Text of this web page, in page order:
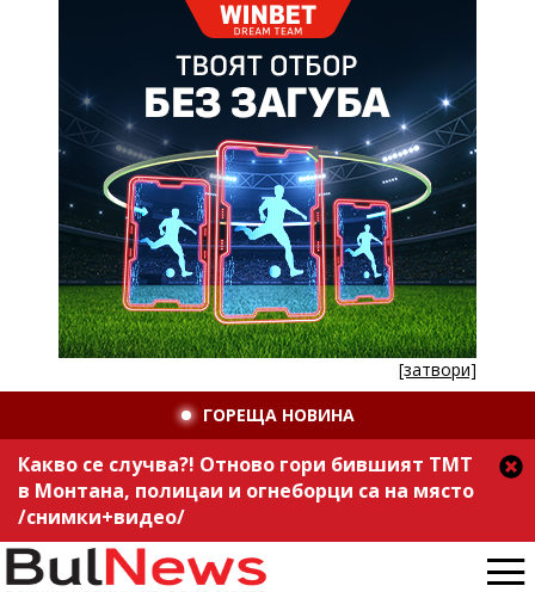
[затвори]
ГОРЕЩА НОВИНА
Какво се случва?! Отново гори бившият ТМТ
в Монтана, полицаи и огнеборци са на място
/снимки+видео/